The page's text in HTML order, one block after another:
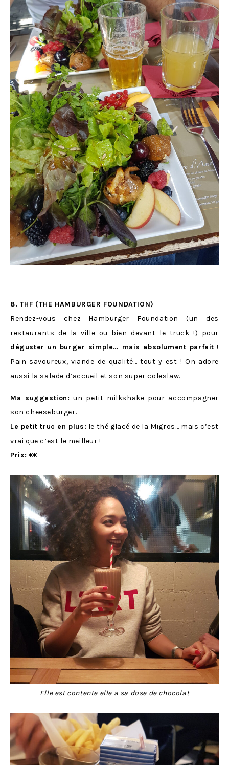
8. THF (THE HAMBURGER FOUNDATION)
Rendez-vous chez Hamburger Foundation (un des
restaurants de la ville ou bien devant le truck !) pour
déguster un burger simple… mais absolument parfait !
Pain savoureux, viande de qualité… tout y est ! On adore
aussi la salade d’accueil et son super coleslaw.
Ma suggestion: un petit milkshake pour accompagner
son cheeseburger.
Le petit truc en plus: le thé glacé de la Migros… mais c’est
vrai que c’est le meilleur !
Prix: €€
Elle est contente elle a sa dose de chocolat